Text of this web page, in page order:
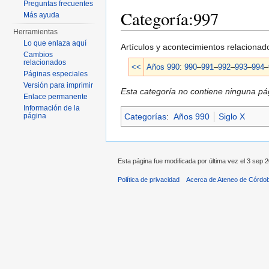
Categoría:997
Artículos y acontecimientos
<< Años 990:990–991–992–993–994–
Esta categoría no contiene ninguna
Categorías: Años 990 Siglo X
Preguntas frecuentes
Más ayuda
Herramientas
Lo que enlaza aquí
Cambios
relacionados
Páginas especiales
Versión para imprimir
Enlace permanente
Información de la
página
Esta página fue modificada por última vez el 3 sep
Política de privacidad Acerca de Ateneo de